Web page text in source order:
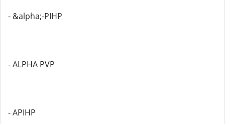
- &alpha;-PIHP
- ALPHA PVP
- APIHP